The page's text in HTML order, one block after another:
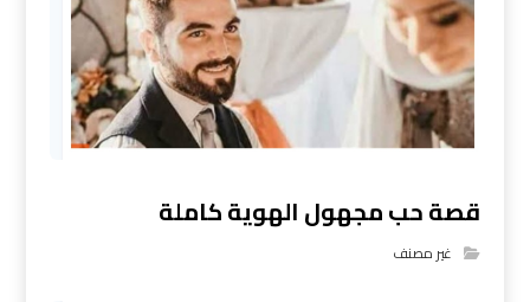
قصة حب مجهول الهوية كاملة
غير مصنف